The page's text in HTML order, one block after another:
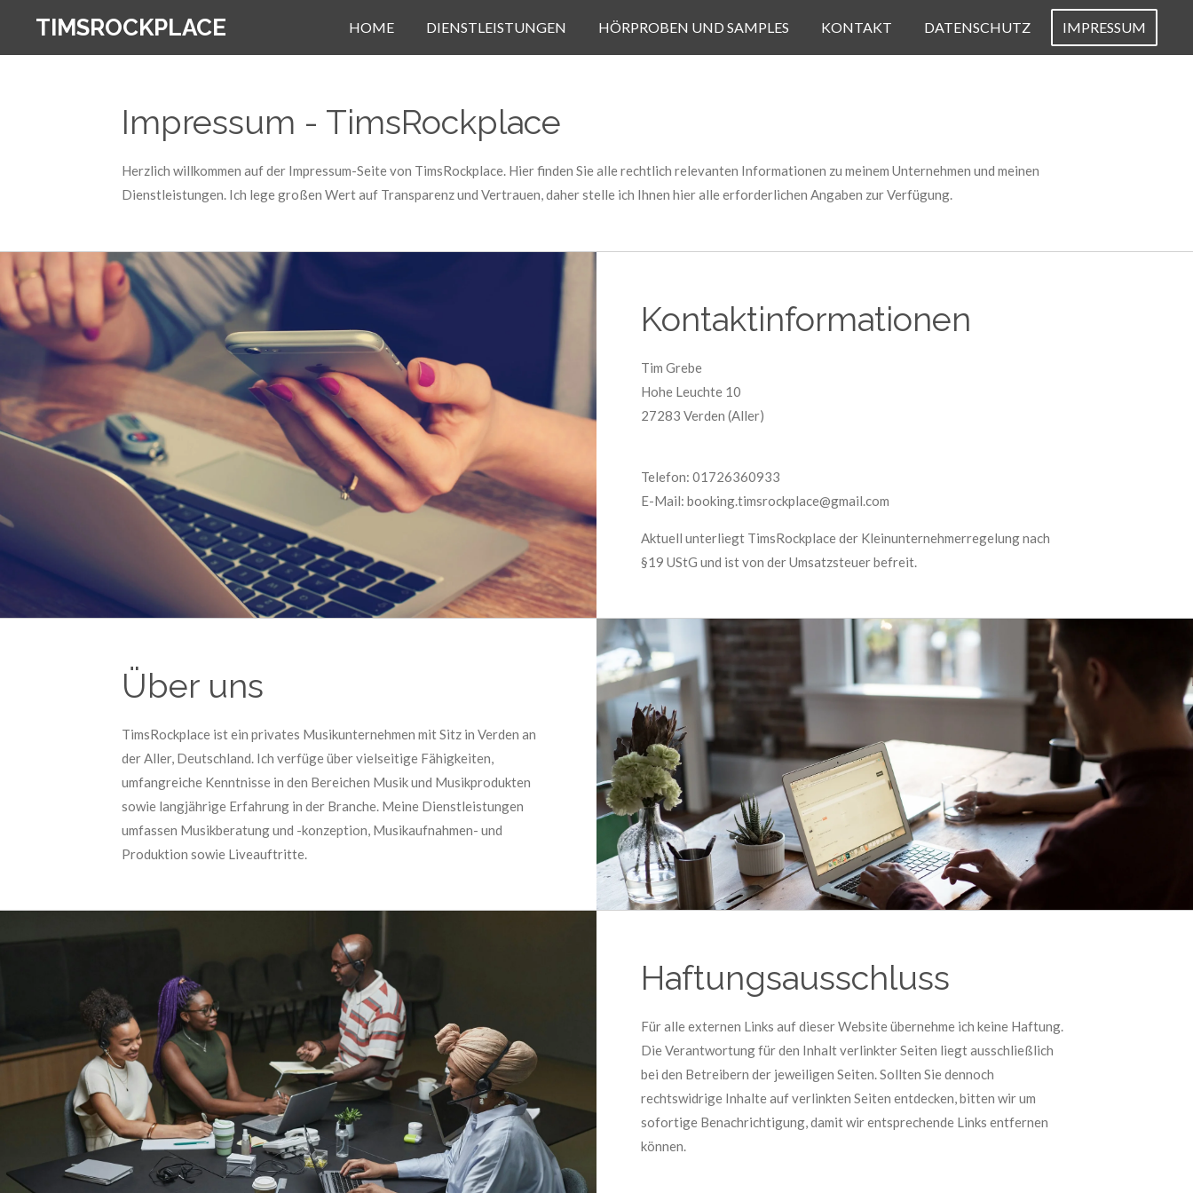
TIMSROCKPLACE HOME DIENSTLEISTUNGEN HÖRPROBEN UND SAMPLES KONTAKT DATENSCHUTZ IMPRESSUM
Impressum - TimsRockplace
Herzlich willkommen auf der Impressum-Seite von TimsRockplace. Hier finden Sie alle rechtlich relevanten Informationen zu meinem Unternehmen und meinen
Dienstleistungen. Ich lege großen Wert auf Transparenz und Vertrauen, daher stelle ich Ihnen hier alle erforderlichen Angaben zur Verfügung.
Kontaktinformationen
Tim Grebe
Hohe Leuchte 10
27283 Verden (Aller)
Telefon: 01726360933
E-Mail: booking.timsrockplace@gmail.com
Aktuell unterliegt TimsRockplace der Kleinunternehmerregelung nach
§19 UStG und ist von der Umsatzsteuer befreit.
Über uns
TimsRockplace ist ein privates Musikunternehmen mit Sitz in Verden an
der Aller, Deutschland. Ich verfüge über vielseitige Fähigkeiten,
umfangreiche Kenntnisse in den Bereichen Musik und Musikprodukten
sowie langjährige Erfahrung in der Branche. Meine Dienstleistungen
umfassen Musikberatung und -konzeption, Musikaufnahmen- und
Produktion sowie Liveauftritte.
Haftungsausschluss
Für alle externen Links auf dieser Website übernehme ich keine Haftung.
Die Verantwortung für den Inhalt verlinkter Seiten liegt ausschließlich
bei den Betreibern der jeweiligen Seiten. Sollten Sie dennoch
rechtswidrige Inhalte auf verlinkten Seiten entdecken, bitten wir um
sofortige Benachrichtigung, damit wir entsprechende Links entfernen
können.